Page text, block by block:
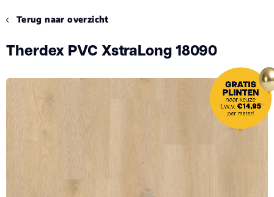
Terug naar overzicht
Therdex PVC XstraLong 18090